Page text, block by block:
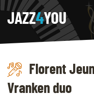
JAZZ4YOU
Florent
Vranken duo